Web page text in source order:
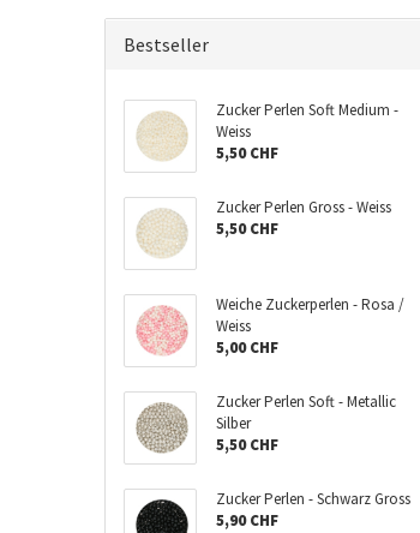
Bestseller
Zucker Perlen Soft Medium -
Weiss
5,50 CHF
Zucker Perlen Gross - Weiss
5,50 CHF
Weiche Zuckerperlen - Rosa /
Weiss
5,00 CHF
Zucker Perlen Soft - Metallic
Silber
5,50 CHF
Zucker Perlen - Schwarz Gross
5,90 CHF